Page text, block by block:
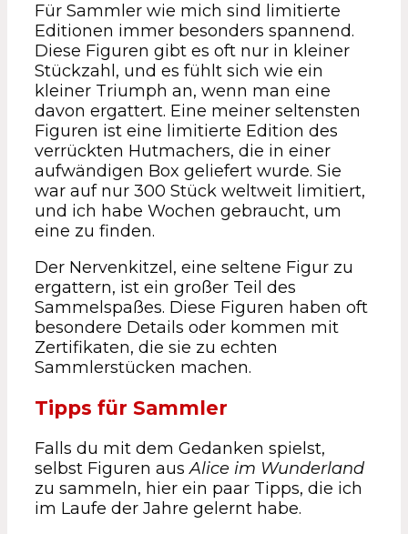
Für Sammler wie mich sind limitierte
Editionen immer besonders spannend.
Diese Figuren gibt es oft nur in kleiner
Stückzahl, und es fühlt sich wie ein
kleiner Triumph an, wenn man eine
davon ergattert. Eine meiner seltensten
Figuren ist eine limitierte Edition des
verrückten Hutmachers, die in einer
aufwändigen Box geliefert wurde. Sie
war auf nur 300 Stück weltweit limitiert,
und ich habe Wochen gebraucht, um
eine zu finden.
Der Nervenkitzel, eine seltene Figur zu
ergattern, ist ein großer Teil des
Sammelspaßes. Diese Figuren haben oft
besondere Details oder kommen mit
Zertifikaten, die sie zu echten
Sammlerstücken machen.
Tipps für Sammler
Falls du mit dem Gedanken spielst,
selbst Figuren ausAlice im Wunderland
zu sammeln, hier ein paar Tipps, die ich
im Laufe der Jahre gelernt habe.